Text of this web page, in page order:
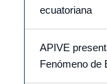
ecuatoriana
APIVE
Fenómeno de